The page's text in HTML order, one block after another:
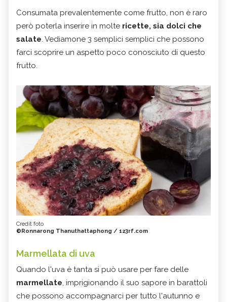
Consumata prevalentemente come frutto, non è raro
però poterla inserire in molte ricette, sia dolci che
salate. Vediamone 3 semplici semplici che possono
farci scoprire un aspetto poco conosciuto di questo
frutto.
Credit foto
©Ronnarong Thanuthattaphong / 123rf.com
Marmellata di uva
Quando l'uva è tanta si può usare per fare delle
marmellate, imprigionando il suo sapore in barattoli
che possono accompagnarci per tutto l'autunno e